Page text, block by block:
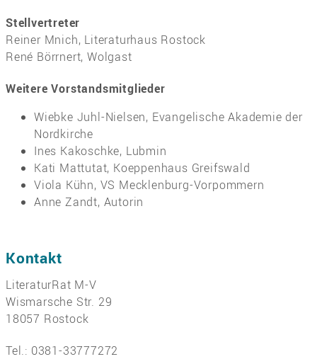
Stellvertreter
Reiner Mnich, Literaturhaus Rostock
René Börrnert, Wolgast
Weitere Vorstandsmitglieder
Wiebke Juhl-Nielsen, Evangelische Akademie der
Nordkirche
Ines Kakoschke, Lubmin
Kati Mattutat, Koeppenhaus Greifswald
Viola Kühn, VS Mecklenburg-Vorpommern
Anne Zandt, Autorin
Kontakt
LiteraturRat M-V
Wismarsche Str. 29
18057 Rostock
Tel.: 0381-33777272